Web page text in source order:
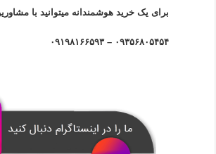
برای یک خرید هوشمندانه میتوانید با
۰۹۳۵۶۸۰۵۴۵۴ – ۰۹۱۹۸۱۶۶۵۹۳